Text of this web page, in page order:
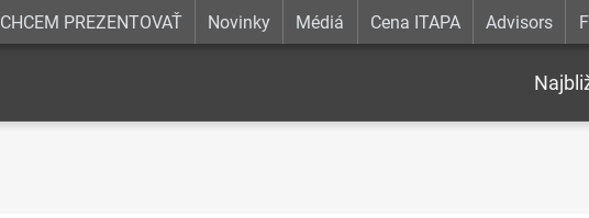
CHCEM PREZENTOVAŤ Novinky Médiá Cena ITAPA Advisors